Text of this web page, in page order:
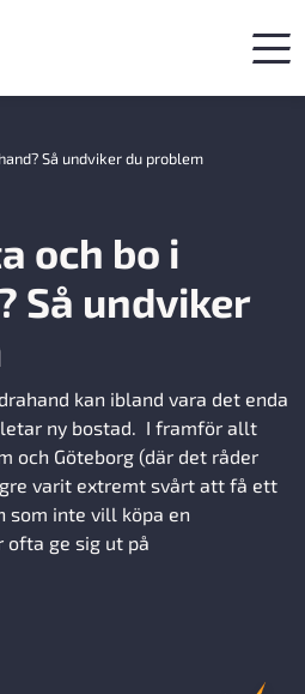
Så undviker du problem
och bo i
Så undviker
kan ibland vara det enda
ny bostad. I framför allt
och Göteborg (där det råder
varit extremt svårt att få ett
som inte vill köpa en
ge sig ut på